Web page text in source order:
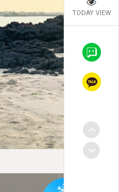
TODAY VIEW